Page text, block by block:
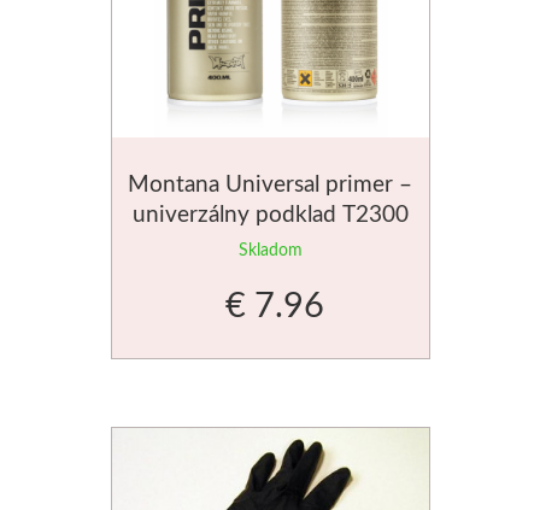
Montana Universal primer –
univerzálny podklad T2300
400ml
Skladom
€ 7.96